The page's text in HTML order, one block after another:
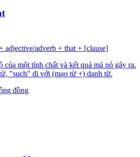
adjective/adverb + that + [clause]
của một tính chất và kết quả mà nó gây ra.
"such" đi với (mạo từ +) danh từ.
đồng